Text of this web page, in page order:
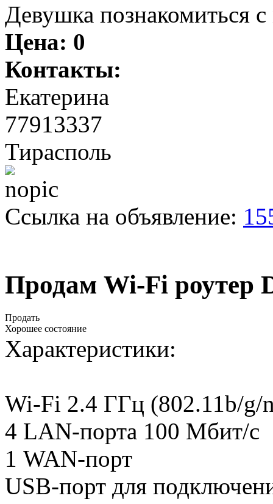
Девушка познакомиться
Цена: 0
Контакты:
Екатерина
77913337
Тирасполь
Ссылка на объявление:
Продам Wi-Fi роутер
Продать
Хорошее состояние
Характеристики:
Wi-Fi 2.4 ГГц (802.11b/g/
4 LAN-порта 100 Мбит/с
1 WAN-порт
USB-порт для